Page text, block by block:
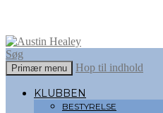
Austin Healey
Søg
Primær menu Hop til indhold
KLUBBEN
BESTYRELSE